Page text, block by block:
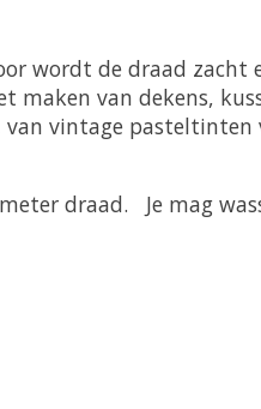
wordt de draad zacht
van dekens,
van vintage pasteltinten
draad. Je mag